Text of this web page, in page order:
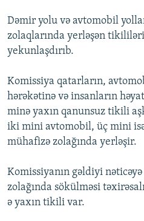
XƏBƏR BÜLLETENLƏRIMIZ
Dəmir yolu və avtomobil
zolaqlarında yerləşən
yekunlaşdırıb.
Komissiya qatarların,
hərəkətinə və insanların
minə yaxın qanunsuz tikili
iki mini avtomobil, üç mini
mühafizə zolağında yerləşir.
Komissiyanın gəldiyi
zolağında sökülməsi
ə yaxın tikili var.